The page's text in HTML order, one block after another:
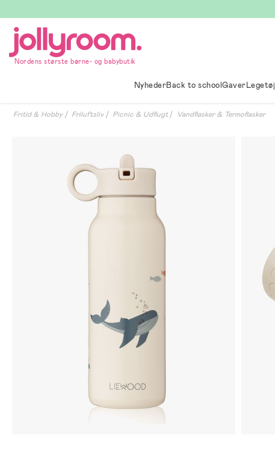
till
innehållet
Nordens største børne- og babybutik
NyhederBack to schoolGaverLegetøj
Fritid & Hobby Friluftsliv Picnic & Udflugt Vandflasker & Termoflasker